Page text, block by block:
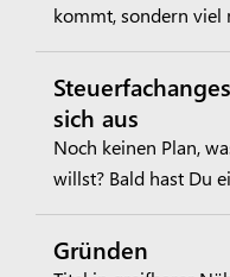
kommt, sondern
sich aus
Noch keinen Plan,
willst? Bald hast Du
Gründen